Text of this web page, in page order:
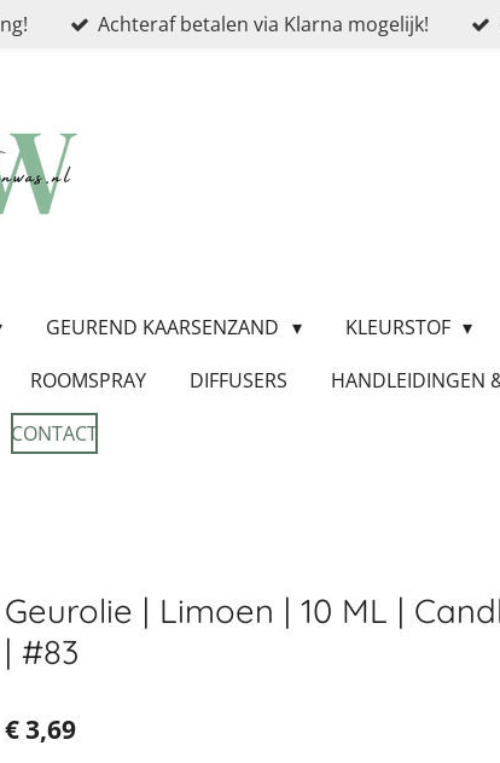
Achteraf betalen via Klarna mogelijk!
GEUREND KAARSENZAND KLEURSTOF
ROOMSPRAY DIFFUSERS
HANDLEIDINGEN
CONTACT
Geurolie | Limoen | 10 ML |
| #83
€ 3,69